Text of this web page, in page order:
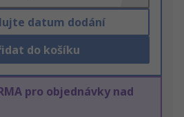
datum dodání
do košíku
pro objednávky nad